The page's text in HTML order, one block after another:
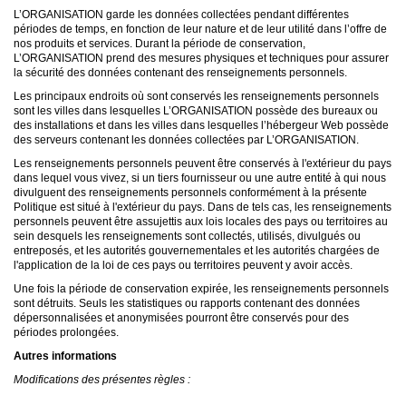
L’ORGANISATION garde les données collectées pendant différentes
périodes de temps, en fonction de leur nature et de leur utilité dans l’offre de
nos produits et services. Durant la période de conservation,
L’ORGANISATION prend des mesures physiques et techniques pour assurer
la sécurité des données contenant des renseignements personnels.
Les principaux endroits où sont conservés les renseignements personnels
sont les villes dans lesquelles L’ORGANISATION possède des bureaux ou
des installations et dans les villes dans lesquelles l’hébergeur Web possède
des serveurs contenant les données collectées par L’ORGANISATION.
Les renseignements personnels peuvent être conservés à l'extérieur du pays
dans lequel vous vivez, si un tiers fournisseur ou une autre entité à qui nous
divulguent des renseignements personnels conformément à la présente
Politique est situé à l'extérieur du pays. Dans de tels cas, les renseignements
personnels peuvent être assujettis aux lois locales des pays ou territoires au
sein desquels les renseignements sont collectés, utilisés, divulgués ou
entreposés, et les autorités gouvernementales et les autorités chargées de
l'application de la loi de ces pays ou territoires peuvent y avoir accès.
Une fois la période de conservation expirée, les renseignements personnels
sont détruits. Seuls les statistiques ou rapports contenant des données
dépersonnalisées et anonymisées pourront être conservés pour des
périodes prolongées.
Autres informations
Modifications des présentes règles :